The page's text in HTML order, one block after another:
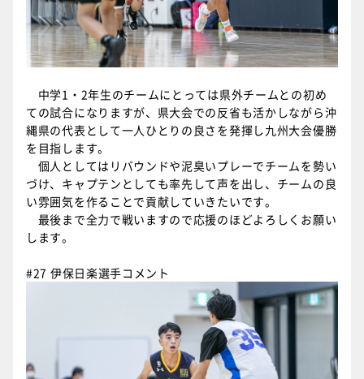
中学1・2年生のチームにとっては県外チームとの初め
ての試合になりますが、県大会での反省も活かしながら沖
縄県の代表として一人ひとりの良さを発揮し九州大会優勝
を目指します。
個人としてはリバウンドや泥臭いプレーでチームを勢い
づけ、キャプテンとしても率先して声を出し、チームの良
い雰囲気を作ることで貢献していきたいです。
最後まで全力で戦いますので応援のほどよろしくお願い
します。
#27 伊保日楽選手コメント